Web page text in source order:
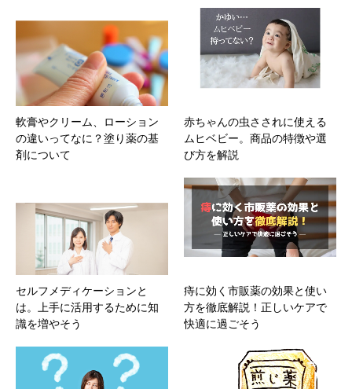
軟膏やクリーム、ローション
の違いってなに？塗り薬の基
剤について
赤ちゃんの虫さされに使える
ムヒベビー。商品の特徴や選
び方を解説
セルフメディケーションと
は。上手に活用するために知
識を増やそう
痔に効く市販薬の効果と使い
方を徹底解説！正しいケアで
快適に過ごそう